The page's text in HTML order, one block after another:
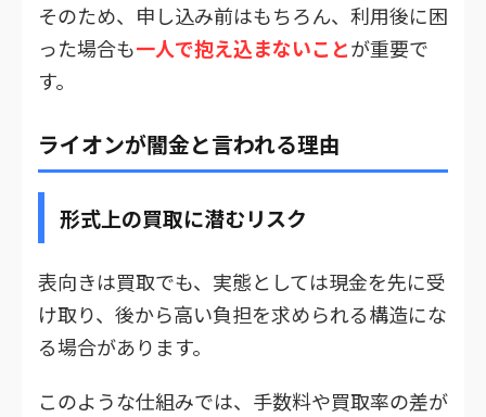
そのため、申し込み前はもちろん、利用後に困
った場合も一人で抱え込まないことが重要で
す。
ライオンが闇金と言われる理由
形式上の買取に潜むリスク
表向きは買取でも、実態としては現金を先に受
け取り、後から高い負担を求められる構造にな
る場合があります。
このような仕組みでは、手数料や買取率の差が